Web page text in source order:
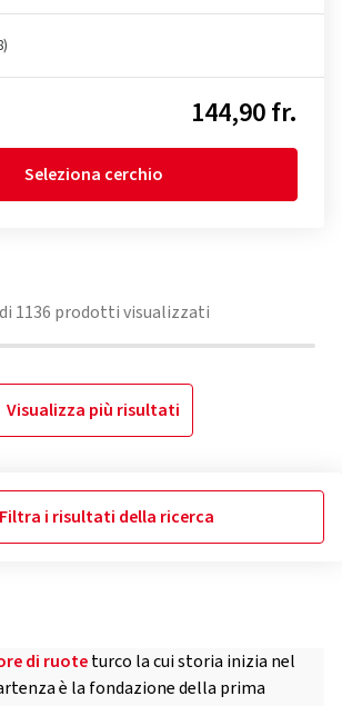
144,90 fr.
Seleziona cerchio
1136 prodotti visualizzati
Visualizza più risultati
Filtra i risultati della ricerca
di ruoteturco la cui storia inizia nel
è la fondazione della prima